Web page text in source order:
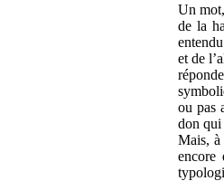
Un
de la
et de
ou pas
don qui
Mais, à
encore